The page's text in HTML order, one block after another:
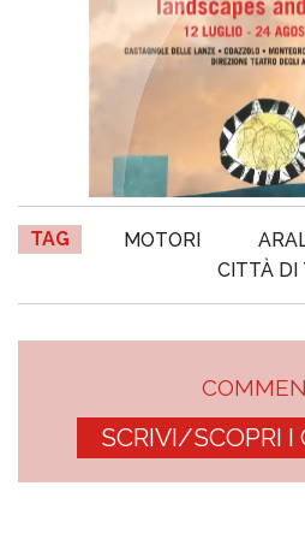
TAG MOTORI
CITTÀ DI
SCRIVI/SCOPRI I